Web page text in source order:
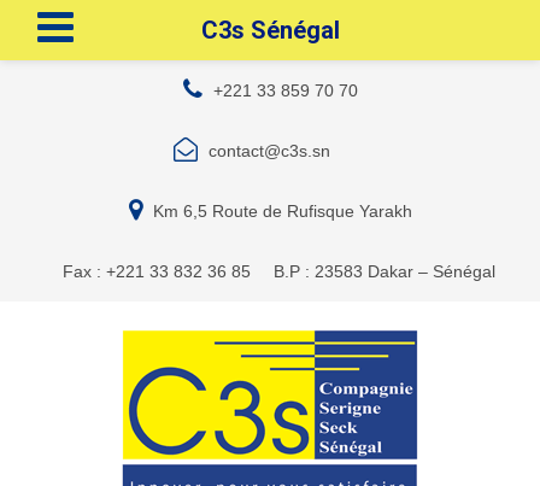
+221 33 859 70 70
contact@c3s.sn
Km 6,5 Route de Rufisque Yarakh
Fax : +221 33 832 36 85 B.P : 23583 Dakar – Sénégal
C3s Sénégal